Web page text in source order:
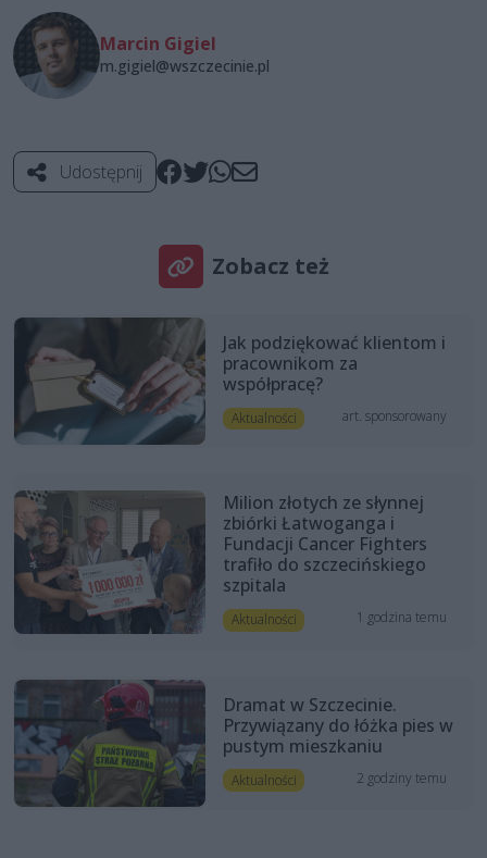
Marcin Gigiel
m.gigiel@wszczecinie.pl
Udostępnij
Zobacz też
Jak podziękować klientom i
pracownikom za
współpracę?
Aktualności art. sponsorowany
Milion złotych ze słynnej
zbiórki Łatwoganga i
Fundacji Cancer Fighters
trafiło do szczecińskiego
szpitala
Aktualności 1 godzina temu
Dramat w Szczecinie.
Przywiązany do łóżka pies w
pustym mieszkaniu
Aktualności 2 godziny temu